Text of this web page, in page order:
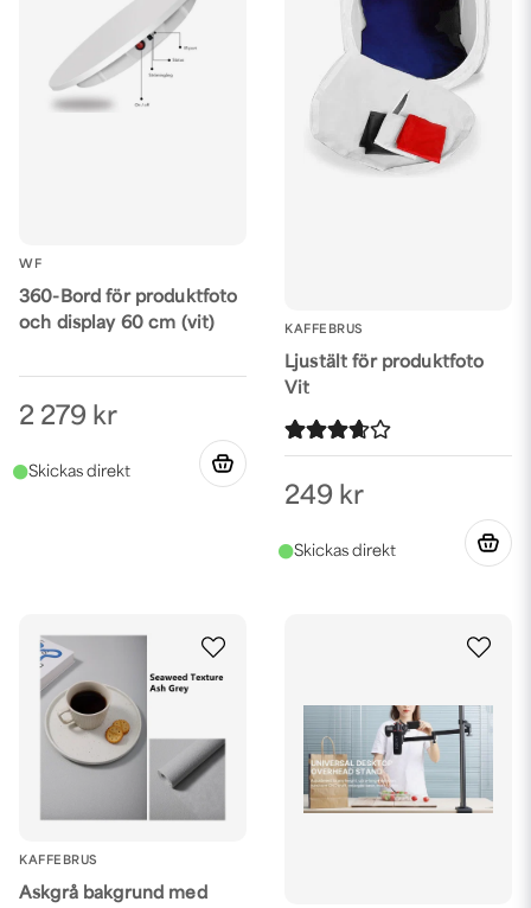
WF
360-Bord för produktfoto
och display 60 cm (vit)
2 279 kr
KAFFEBRUS
Ljustält för produktfoto
Vit
249 kr
KAFFEBRUS
Askgrå bakgrund med